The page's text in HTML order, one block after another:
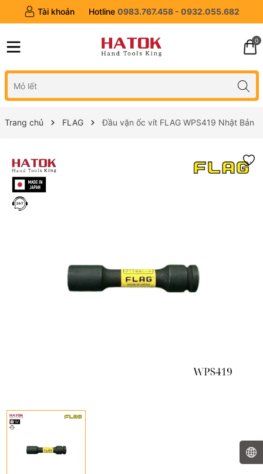
Tài khoản Hotline 0983.767.458 - 0932.055.682
0
Trang chủ FLAG Đầu vặn ốc vít FLAG WPS419 Nhật Bản